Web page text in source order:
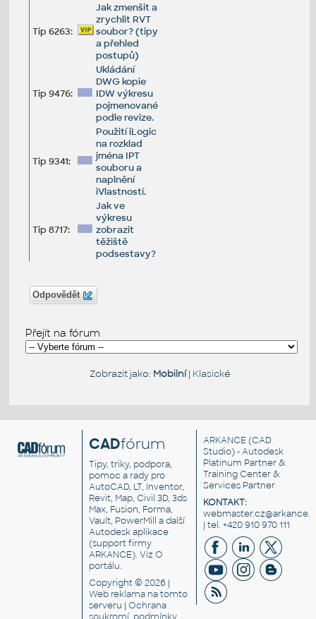
Tip 6263:
Jak zmenšit a
zrychlit RVT
soubor? (tipy
a přehled
postupů)
Tip 9476:
Ukládání
DWG kopie
IDW výkresu
pojmenované
podle revize.
Tip 9341:
Použití iLogic
na rozklad
jména IPT
souboru a
naplnění
iVlastností.
Tip 8717:
Jak ve
výkresu
zobrazit
těžiště
podsestavy?
Odpovědět
Přejít na fórum
Zobrazit jako: Mobilní| Klasické
CADfórum
Tipy, triky, podpora,
pomoc a rady pro
AutoCAD, LT, Inventor,
Revit, Map, Civil 3D, 3ds
Max, Fusion, Forma,
Vault, PowerMill a další
Autodesk aplikace
(support firmy
ARKANCE). VizO
portálu.
Copyright © 2026 |
Web reklama na tomto
serveru |Ochrana
soukromí, podmínky
ARKANCE (CAD
Studio) - Autodesk
Platinum Partner &
Training Center &
Services Partner
KONTAKT:
| tel. +420 910 970 111